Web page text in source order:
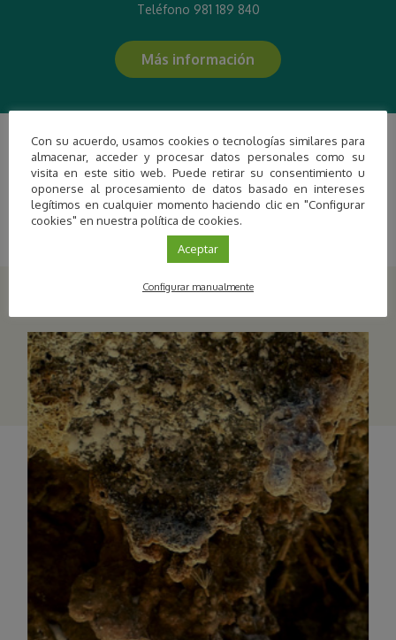
Teléfono 981 189 840
Más información
Últimas actividades publicadas
Con su acuerdo, usamos cookies o tecnologías similares para
almacenar, acceder y procesar datos personales como su
visita en este sitio web. Puede retirar su consentimiento u
oponerse al procesamiento de datos basado en intereses
legítimos en cualquier momento haciendo clic en "Configurar
cookies" en nuestra política de cookies.
Aceptar
Configurar manualmente